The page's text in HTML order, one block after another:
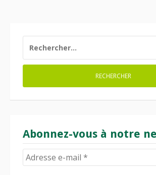
Abonnez-vous à notre